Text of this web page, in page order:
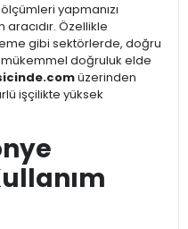
yapmanızı
Özellikle
gibi sektörlerde, doğru
doğruluk elde
üzerinden
işçilikte yüksek